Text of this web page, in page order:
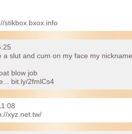
stikbox.bxox.info
a slut and cum on my face my
blow job
bit.ly/2fmlCs4
xyz.net.tw/